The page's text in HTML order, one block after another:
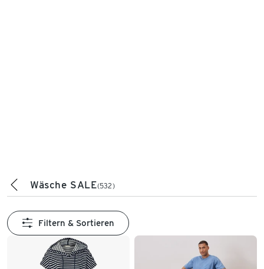
Wäsche SALE(532)
Filtern & Sortieren